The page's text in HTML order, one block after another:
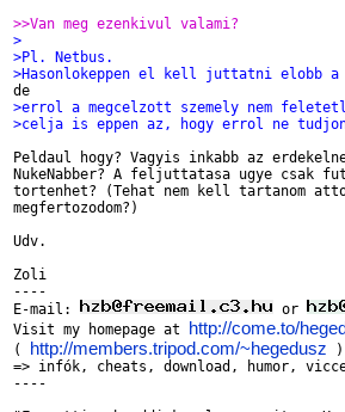
>>Van meg ezenkivul valami?
>
>Pl. Netbus.
>Hasonlokeppen el kell juttatni elobb
>errol a megcelzott szemely nem
>celja is eppen az, hogy errol ne
Peldaul hogy? Vagyis inkabb az
NukeNabber? A feljuttatasa ugye csak
tortenhet? (Tehat nem kell tartanom
megfertozodom?)
Udv.
Zoli
----
E-mail:
or
Visit my homepage at http://come.to/
( http://members.tripod.com/~hegedusz )
=> infók, cheats, download, humor,
----